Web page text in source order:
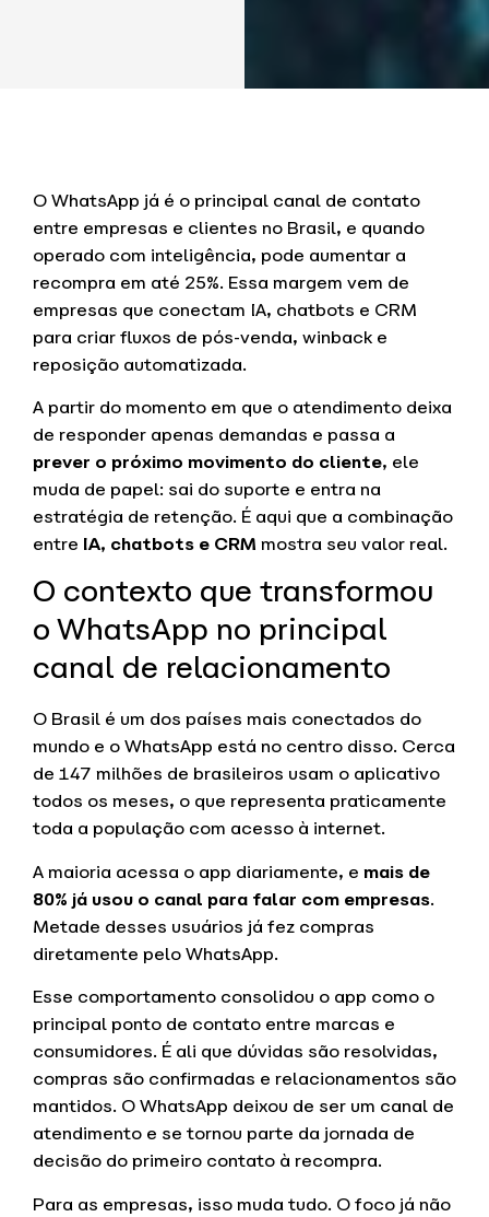
O WhatsApp já é o principal canal de contato
entre empresas e clientes no Brasil, e quando
operado com inteligência, pode aumentar a
recompra em até 25%. Essa margem vem de
empresas que conectam IA, chatbots e CRM
para criar fluxos de pós-venda, winback e
reposição automatizada.
A partir do momento em que o atendimento deixa
de responder apenas demandas e passa a
prever o próximo movimento do cliente, ele
muda de papel: sai do suporte e entra na
estratégia de retenção. É aqui que a combinação
entre IA, chatbots e CRM mostra seu valor real.
O contexto que transformou
o WhatsApp no principal
canal de relacionamento
O Brasil é um dos países mais conectados do
mundo e o WhatsApp está no centro disso. Cerca
de 147 milhões de brasileiros usam o aplicativo
todos os meses, o que representa praticamente
toda a população com acesso à internet.
A maioria acessa o app diariamente, e mais de
80% já usou o canal para falar com empresas.
Metade desses usuários já fez compras
diretamente pelo WhatsApp.
Esse comportamento consolidou o app como o
principal ponto de contato entre marcas e
consumidores. É ali que dúvidas são resolvidas,
compras são confirmadas e relacionamentos são
mantidos. O WhatsApp deixou de ser um canal de
atendimento e se tornou parte da jornada de
decisão do primeiro contato à recompra.
Para as empresas, isso muda tudo. O foco já não